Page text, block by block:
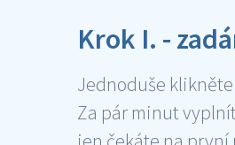
Krok I. -
Jednoduše
Za pár minut